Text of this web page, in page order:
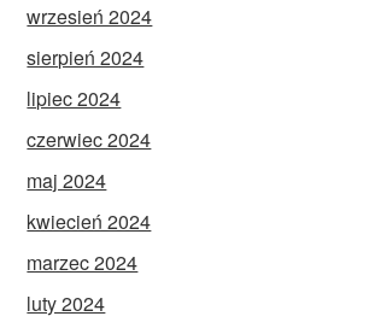
wrzesień 2024
sierpień 2024
lipiec 2024
czerwiec 2024
maj 2024
kwiecień 2024
marzec 2024
luty 2024